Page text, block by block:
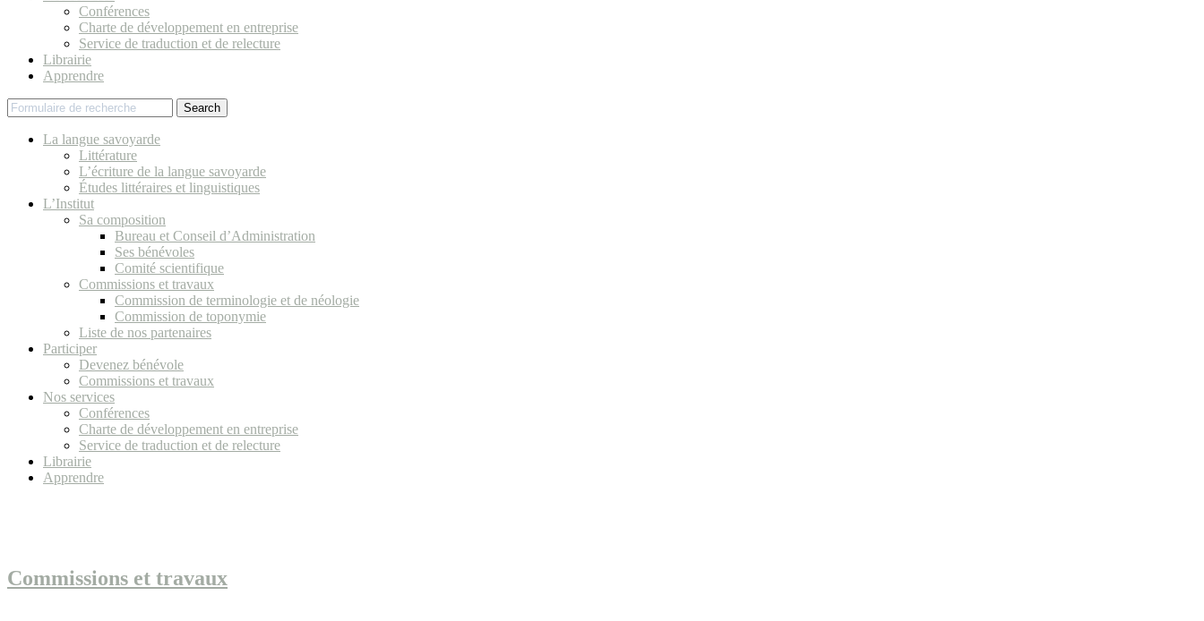
Conférences
Charte de développement en entreprise
Service de traduction et de relecture
Librairie
Apprendre
Search
La langue savoyarde
Littérature
L’écriture de la langue savoyarde
Études littéraires et linguistiques
L’Institut
Sa composition
Bureau et Conseil d’Administration
Ses bénévoles
Comité scientifique
Commissions et travaux
Commission de terminologie et de néologie
Commission de toponymie
Liste de nos partenaires
Participer
Devenez bénévole
Commissions et travaux
Nos services
Conférences
Charte de développement en entreprise
Service de traduction et de relecture
Librairie
Apprendre
Commissions et travaux